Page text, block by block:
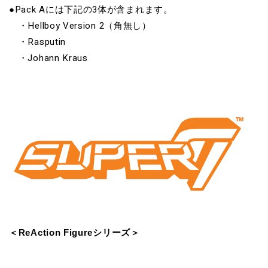
●Pack Aには下記の3体が含まれます。
・Hellboy Version 2（角無し）
・Rasputin
・Johann Kraus
＜ReAction Figureシリーズ＞